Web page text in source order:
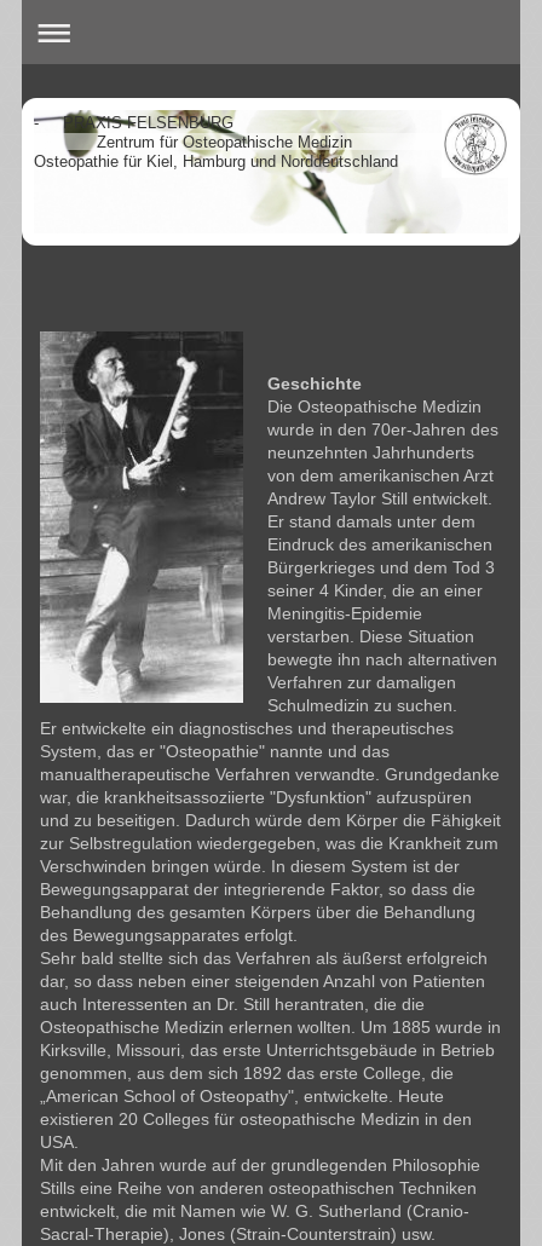
- PRAXIS FELSENBURG
Zentrum für Osteopathische Medizin
Osteopathie für Kiel, Hamburg und Norddeutschland
Geschichte
Die Osteopathische Medizin
wurde in den 70er-Jahren des
neunzehnten Jahrhunderts
von dem amerikanischen Arzt
Andrew Taylor Still entwickelt.
Er stand damals unter dem
Eindruck des amerikanischen
Bürgerkrieges und dem Tod 3
seiner 4 Kinder, die an einer
Meningitis-Epidemie
verstarben. Diese Situation
bewegte ihn nach alternativen
Verfahren zur damaligen
Schulmedizin zu suchen.
Er entwickelte ein diagnostisches und therapeutisches
System, das er "Osteopathie" nannte und das
manualtherapeutische Verfahren verwandte. Grundgedanke
war, die krankheitsassoziierte "Dysfunktion" aufzuspüren
und zu beseitigen. Dadurch würde dem Körper die Fähigkeit
zur Selbstregulation wiedergegeben, was die Krankheit zum
Verschwinden bringen würde. In diesem System ist der
Bewegungsapparat der integrierende Faktor, so dass die
Behandlung des gesamten Körpers über die Behandlung
des Bewegungsapparates erfolgt.
Sehr bald stellte sich das Verfahren als äußerst erfolgreich
dar, so dass neben einer steigenden Anzahl von Patienten
auch Interessenten an Dr. Still herantraten, die die
Osteopathische Medizin erlernen wollten. Um 1885 wurde in
Kirksville, Missouri, das erste Unterrichtsgebäude in Betrieb
genommen, aus dem sich 1892 das erste College, die
„American School of Osteopathy", entwickelte. Heute
existieren 20 Colleges für osteopathische Medizin in den
USA.
Mit den Jahren wurde auf der grundlegenden Philosophie
Stills eine Reihe von anderen osteopathischen Techniken
entwickelt, die mit Namen wie W. G. Sutherland (Cranio-
Sacral-Therapie), Jones (Strain-Counterstrain) usw.